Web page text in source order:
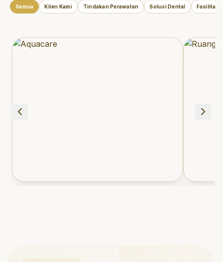
Semua Klien Kami Tindakan Perawatan Solusi Dental Fasilitas